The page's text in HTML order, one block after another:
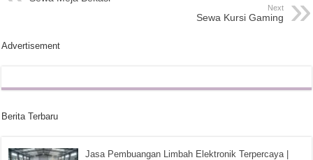
Next
Sewa Kursi Gaming
Advertisement
Berita Terbaru
Jasa Pembuangan Limbah Elektronik Terpercaya |